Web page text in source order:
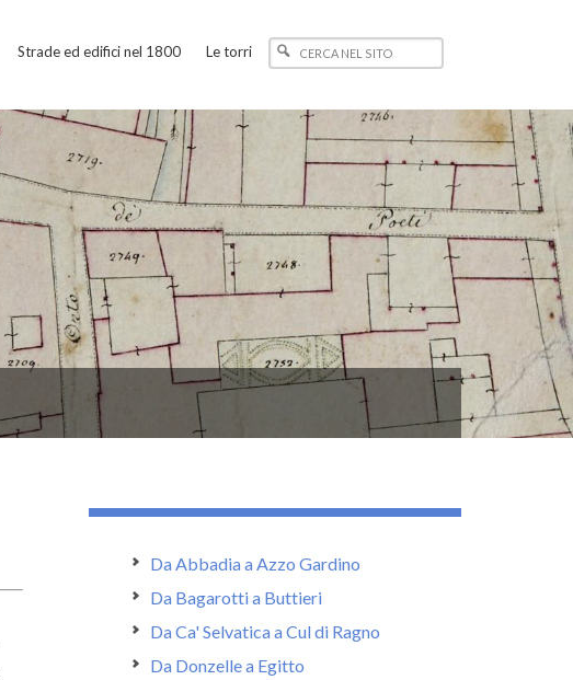
Strade ed edifici nel 1800 Le torri
Da Abbadia a Azzo Gardino
Da Bagarotti a Buttieri
Da Ca' Selvatica a Cul di Ragno
Da Donzelle a Egitto